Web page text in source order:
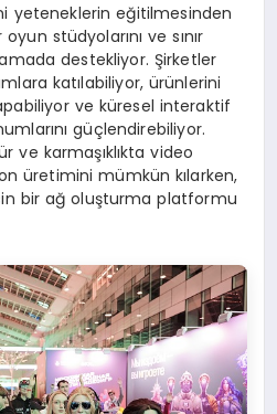
yeteneklerin eğitilmesinden
stüdyolarını ve sınır
destekliyor. Şirketler
katılabiliyor, ürünlerini
ve küresel interaktif
güçlendirebiliyor.
ve karmaşıklıkta video
üretimini mümkün kılarken,
bir ağ oluşturma platformu